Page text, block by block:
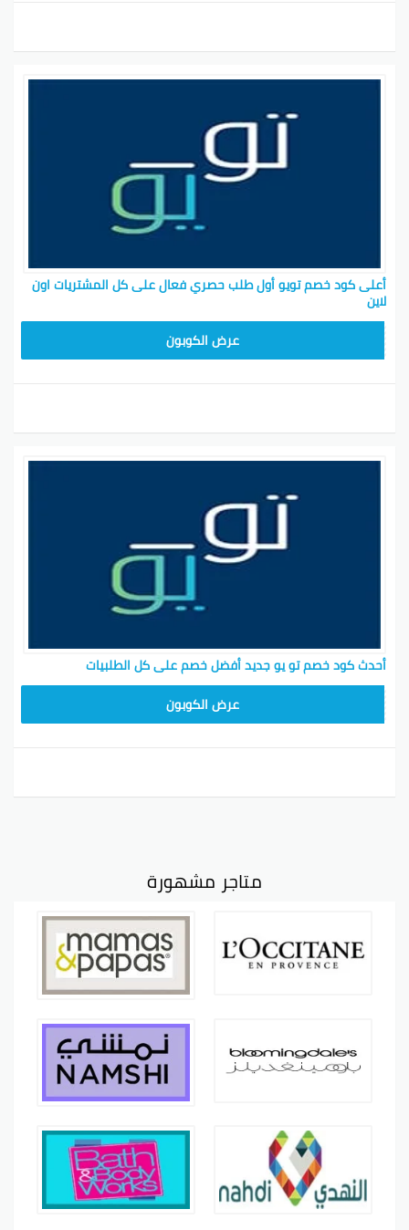
أعلى كود خصم تويو أول طلب حصري فعال على كل المشتريات اون
لاين
عرض الكوبون
أحدث كود خصم تو يو جديد أفضل خصم على كل الطلبيات
عرض الكوبون
متاجر مشهورة